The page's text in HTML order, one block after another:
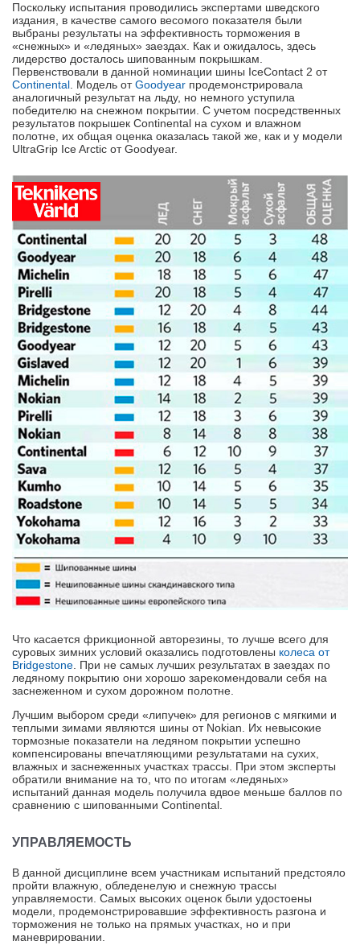
Поскольку испытания проводились экспертами шведского
издания, в качестве самого весомого показателя были
выбраны результаты на эффективность торможения в
«снежных» и «ледяных» заездах. Как и ожидалось, здесь
лидерство досталось шипованным покрышкам.
Первенствовали в данной номинации шины IceContact 2 от
Continental . Модель отGoodyear продемонстрировала
аналогичный результат на льду, но немного уступила
победителю на снежном покрытии. С учетом посредственных
результатов покрышек Continental на сухом и влажном
полотне, их общая оценка оказалась такой же, как и у модели
UltraGrip Ice Arctic от Goodyear.
Что касается фрикционной авторезины, то лучше всего для
суровых зимних условий оказались подготовлены колеса от
Bridgestone. При не самых лучших результатах в заездах по
ледяному покрытию они хорошо зарекомендовали себя на
заснеженном и сухом дорожном полотне.
Лучшим выбором среди «липучек» для регионов с мягкими и
теплыми зимами являются шины от Nokian. Их невысокие
тормозные показатели на ледяном покрытии успешно
компенсированы впечатляющими результатами на сухих,
влажных и заснеженных участках трассы. При этом эксперты
обратили внимание на то, что по итогам «ледяных»
испытаний данная модель получила вдвое меньше баллов по
сравнению с шипованными Continental.
УПРАВЛЯЕМОСТЬ
В данной дисциплине всем участникам испытаний предстояло
пройти влажную, обледенелую и снежную трассы
управляемости. Самых высоких оценок были удостоены
модели, продемонстрировавшие эффективность разгона и
торможения не только на прямых участках, но и при
маневрировании.